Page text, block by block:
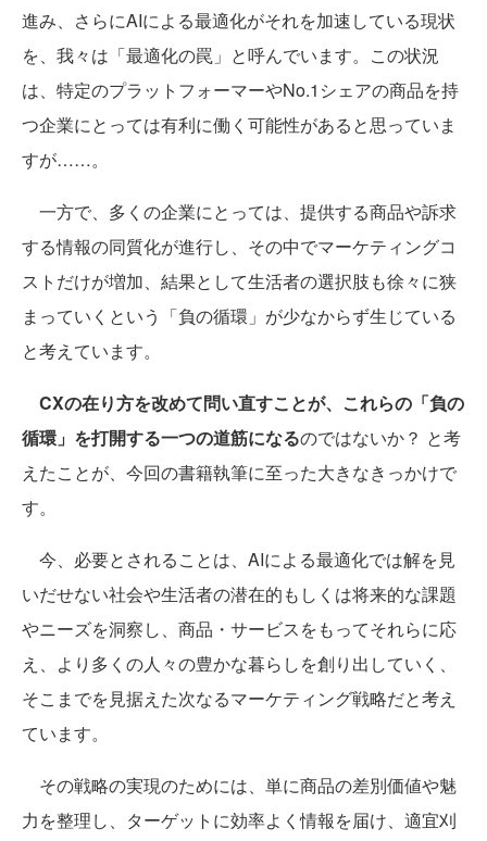
進み、さらにAIによる最適化がそれを加速している現状
を、我々は「最適化の罠」と呼んでいます。この状況
は、特定のプラットフォーマーやNo.1シェアの商品を持
つ企業にとっては有利に働く可能性があると思っていま
すが……。
一方で、多くの企業にとっては、提供する商品や訴求
する情報の同質化が進行し、その中でマーケティングコ
ストだけが増加、結果として生活者の選択肢も徐々に狭
まっていくという「負の循環」が少なからず生じている
と考えています。
CXの在り方を改めて問い直すことが、これらの「負の
循環」を打開する一つの道筋になるのではないか？ と考
えたことが、今回の書籍執筆に至った大きなきっかけで
す。
今、必要とされることは、AIによる最適化では解を見
いだせない社会や生活者の潜在的もしくは将来的な課題
やニーズを洞察し、商品・サービスをもってそれらに応
え、より多くの人々の豊かな暮らしを創り出していく、
そこまでを見据えた次なるマーケティング戦略だと考え
ています。
その戦略の実現のためには、単に商品の差別価値や魅
力を整理し、ターゲットに効率よく情報を届け、適宜刈